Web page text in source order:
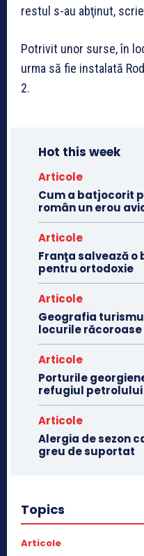
restul s-au abţinut,
Potrivit unor surse, în
urma să fie instalată
2.
Hot this week
Articole
Cum a batjocorit
român un erou
Articole
Franţa salvează o
pentru ortodoxie
Articole
Geografia
locurile răcoroase
Articole
Porturile
refugiul petrolului
Articole
Alergia de sezon
greu de suportat
Topics
Articole